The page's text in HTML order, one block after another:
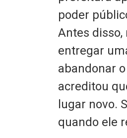
poder
Antes disso,
entregar
abandonar
acreditou
lugar novo.
quando ele